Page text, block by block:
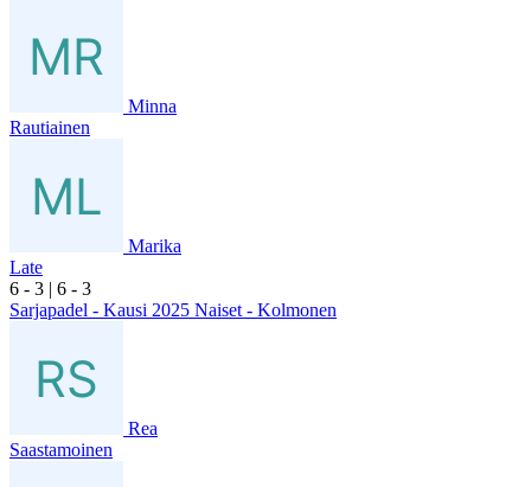
Minna
Rautiainen
Marika
Late
6 - 3 | 6 - 3
Sarjapadel - Kausi 2025 Naiset - Kolmonen
Rea
Saastamoinen